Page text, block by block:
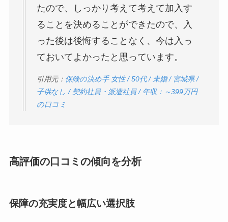
たので、しっかり考えて考えて加入す
ることを決めることができたので、入
った後は後悔することなく、今は入っ
ておいてよかったと思っています。
引用元： 保険の決め手 女性 / 50代 / 未婚 / 宮城県 /
子供なし / 契約社員・派遣社員 / 年収：～399万円
の口コミ
高評価の口コミの傾向を分析
保障の充実度と幅広い選択肢